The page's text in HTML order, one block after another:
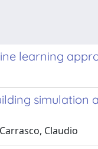
learning
simulation
Claudio